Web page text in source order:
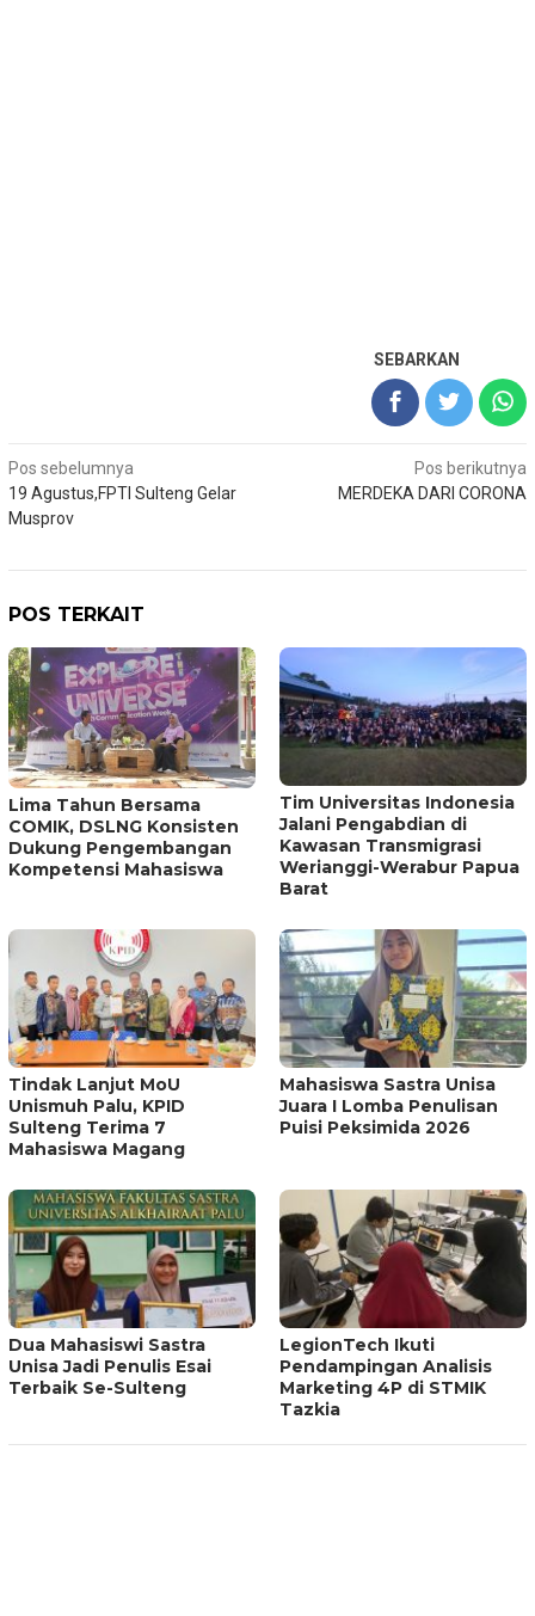
SEBARKAN
Navigasi
pos
Pos sebelumnya
19 Agustus,FPTI Sulteng Gelar
Musprov
Pos berikutnya
MERDEKA DARI CORONA
POS TERKAIT
Lima Tahun Bersama
COMIK, DSLNG Konsisten
Dukung Pengembangan
Kompetensi Mahasiswa
Tim Universitas Indonesia
Jalani Pengabdian di
Kawasan Transmigrasi
Werianggi-Werabur Papua
Barat
Tindak Lanjut MoU
Unismuh Palu, KPID
Sulteng Terima 7
Mahasiswa Magang
Mahasiswa Sastra Unisa
Juara I Lomba Penulisan
Puisi Peksimida 2026
Dua Mahasiswi Sastra
Unisa Jadi Penulis Esai
Terbaik Se-Sulteng
LegionTech Ikuti
Pendampingan Analisis
Marketing 4P di STMIK
Tazkia